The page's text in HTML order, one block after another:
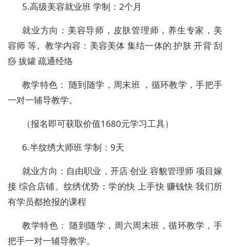
5.高级美容就业班学制： 2个月
就业方向：美容导师，皮肤管理师，养生专家，美
容师 等。教学内容：美容美体 集结一体的 护肤开背刮
痧拔罐 疏通经络
教学特色： 随到随学，周末班 ，循环教学，手把手
一对一辅导教学。
（报名即可获取价值1680元学习工具）
6.半纹绣大师班学制： 9天
就业方向：自由职业，开店创业 容貌管理师 项目嫁
接 综合店铺。纹绣优势：学的快 上手快 赚钱快 我们所
有学员都抢报的课程
教学特色： 随到随学，周六周末班，循环教学，手
把手一对一辅导教学。